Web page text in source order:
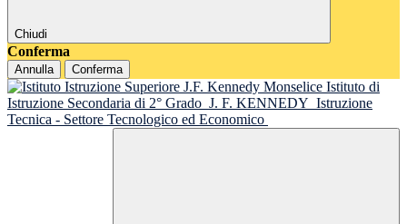
Chiudi
Conferma
Annulla Conferma
Istituto di
Istruzione Secondaria di 2° Grado J. F. KENNEDY Istruzione
Tecnica - Settore Tecnologico ed Economico